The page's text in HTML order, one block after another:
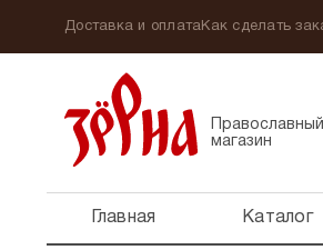
Доставка и оплатаКак сделать
Православный
магазин
Главная Каталог